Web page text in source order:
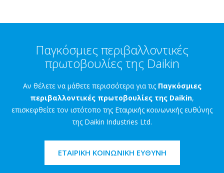
Παγκόσμιες περιβαλλοντικές
πρωτοβουλίες της Daikin
Αν θέλετε να μάθετε περισσότερα για τις Παγκόσμιες
περιβαλλοντικές πρωτοβουλίες της Daikin,
επισκεφθείτε τον ιστότοπο της Εταιρικής κοινωνικής ευθύνης
της Daikin Industries Ltd.
ΕΤΑΙΡΙΚΗ ΚΟΙΝΩΝΙΚΗ ΕΥΘΥΝΗ